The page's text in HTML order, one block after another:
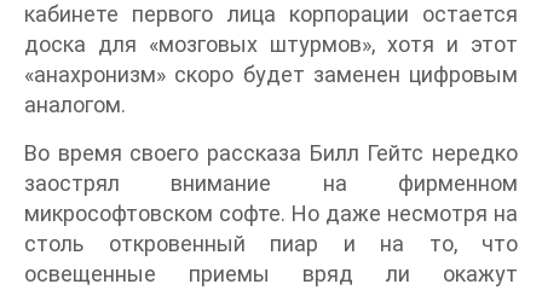
кабинете первого лица корпорации остается
доска для «мозговых штурмов», хотя и этот
«анахронизм» скоро будет заменен цифровым
аналогом.
Во время своего рассказа Билл Гейтс нередко
заострял внимание на фирменном
микрософтовском софте. Но даже несмотря на
столь откровенный пиар и на то, что
освещенные приемы вряд ли окажут